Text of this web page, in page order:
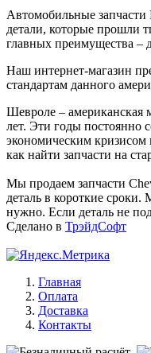
Автомобильные
детали, которые прошли
главных преимущества –
Наш интернет-магазин
стандартам данного
Шевроле – американская
лет. Эти годы постоянно
экономическим кризисом
как найти запчасти на
Мы продаем запчасти
деталь в короткие
нужно. Если деталь не
Сделано в ТрэйдСофт
Главная
Оплата
Доставка
Контакты